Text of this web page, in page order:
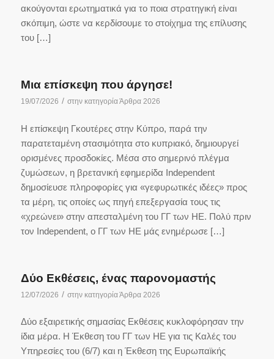
ακούγονται ερωτηματικά για το ποια στρατηγική είναι
σκόπιμη, ώστε να κερδίσουμε το στοίχημα της επίλυσης
του […]
Μια επίσκεψη που άργησε!
19/07/2026 / στην κατηγορίαΆρθρα 2026
Η επίσκεψη Γκουτέρες στην Κύπρο, παρά την
παρατεταμένη στασιμότητα στο κυπριακό, δημιουργεί
ορισμένες προσδοκίες. Μέσα στο σημερινό πλέγμα
ζυμώσεων, η βρετανική εφημερίδα Independent
δημοσίευσε πληροφορίες για «γεφυρωτικές ιδέες» προς
τα μέρη, τις οποίες ως πηγή επεξεργασία τους τις
«χρεώνει» στην απεσταλμένη του ΓΓ των ΗΕ. Πολύ πριν
τον Independent, ο ΓΓ των ΗΕ μάς ενημέρωσε […]
Δύο Εκθέσεις, ένας παρονομαστής
12/07/2026 / στην κατηγορίαΆρθρα 2026
Δύο εξαιρετικής σημασίας Εκθέσεις κυκλοφόρησαν την
ίδια μέρα. Η Έκθεση του ΓΓ των ΗΕ για τις Καλές του
Υπηρεσίες του (6/7) και η Έκθεση της Ευρωπαϊκής